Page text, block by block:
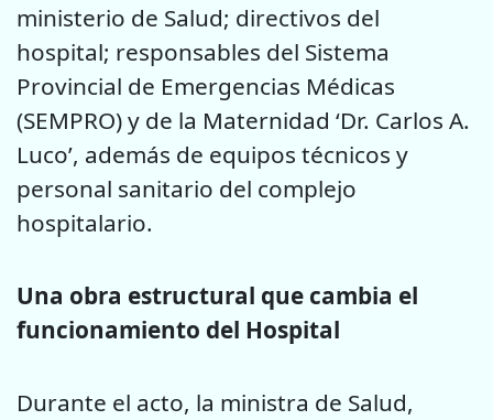
ministerio de Salud; directivos del
hospital; responsables del Sistema
Provincial de Emergencias Médicas
(SEMPRO) y de la Maternidad ‘Dr. Carlos A.
Luco’, además de equipos técnicos y
personal sanitario del complejo
hospitalario.
Una obra estructural que cambia el
funcionamiento del Hospital
Durante el acto, la ministra de Salud,